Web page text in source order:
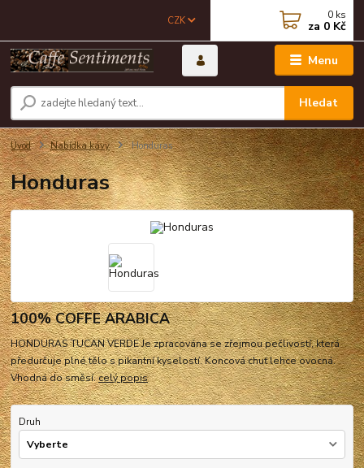
Menu
CZK
Hledat
0 ks
za 0 Kč
Úvod Nabídka kávy Honduras
Honduras
100% COFFE ARABICA
HONDURAS TUCAN VERDE Je zpracována se zřejmou pečlivostí, která
předurčuje plné tělo s pikantní kyselostí. Koncová chuť lehce ovocná.
Vhodná do směsí.celý popis
Druh